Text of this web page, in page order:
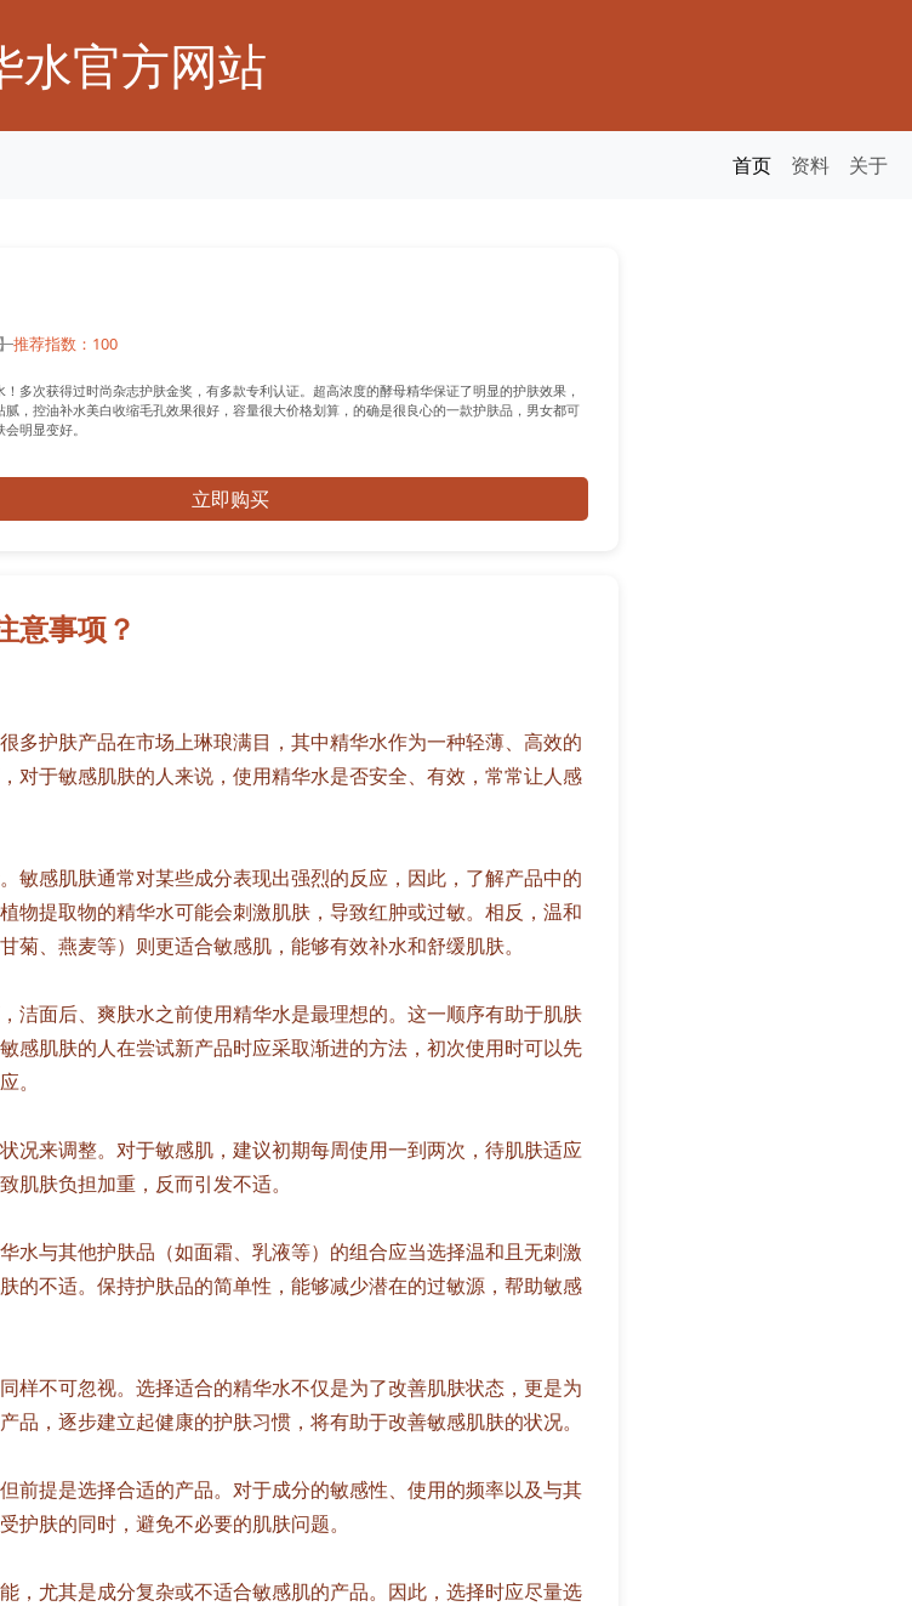
水官方网站
首页 资料 关于
推荐指数：100
多次获得过时尚杂志护肤金奖，有多款专利认证。超高浓度的酵母精华保证了明显的护肤效果，
腻，控油补水美白收缩毛孔效果很好，容量很大价格划算，的确是很良心的一款护肤品，男女都可
明显变好。
立即购买
意事项？
多护肤产品在市场上琳琅满目，其中精华水作为一种轻薄、高效的
对于敏感肌肤的人来说，使用精华水是否安全、有效，常常让人感
敏感肌肤通常对某些成分表现出强烈的反应，因此，了解产品中的
物提取物的精华水可能会刺激肌肤，导致红肿或过敏。相反，温和
、燕麦等）则更适合敏感肌，能够有效补水和舒缓肌肤。
洁面后、爽肤水之前使用精华水是最理想的。这一顺序有助于肌肤
感肌肤的人在尝试新产品时应采取渐进的方法，初次使用时可以先
。
况来调整。对于敏感肌，建议初期每周使用一到两次，待肌肤适应
肌肤负担加重，反而引发不适。
水与其他护肤品（如面霜、乳液等）的组合应当选择温和且无刺激
的不适。保持护肤品的简单性，能够减少潜在的过敏源，帮助敏感
样不可忽视。选择适合的精华水不仅是为了改善肌肤状态，更是为
品，逐步建立起健康的护肤习惯，将有助于改善敏感肌肤的状况。
前提是选择合适的产品。对于成分的敏感性、使用的频率以及与其
肤的同时，避免不必要的肌肤问题。
，尤其是成分复杂或不适合敏感肌的产品。因此，选择时应尽量选